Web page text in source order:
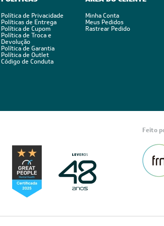
opera utilizando sete informações
ou loja/salão;
do ambiente;
solar;
saiba informações sobre
quantos BTUs
literal, significa Unidade Térmica
são necessários entre 600 e 800 BTUs
Política de Privacidade
Políticas de Entrega
Política de Cupom
Política de Troca e
Devolução
Política de Garantia
Política de Outlet
Código de Conduta
Minha Conta
Meus Pedidos
Rastrear Pedido
Feito